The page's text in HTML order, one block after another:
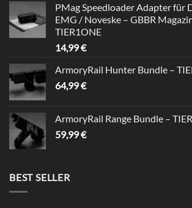
was:
39,99 €.
is:
34,99 €.
PMag Speedloader Adapter für
EMG / Noveske – GBBR
TIER1ONE
14,99€
ArmoryRail Hunter Bundle –
64,99€
ArmoryRail Range Bundle –
59,99€
BEST SELLER